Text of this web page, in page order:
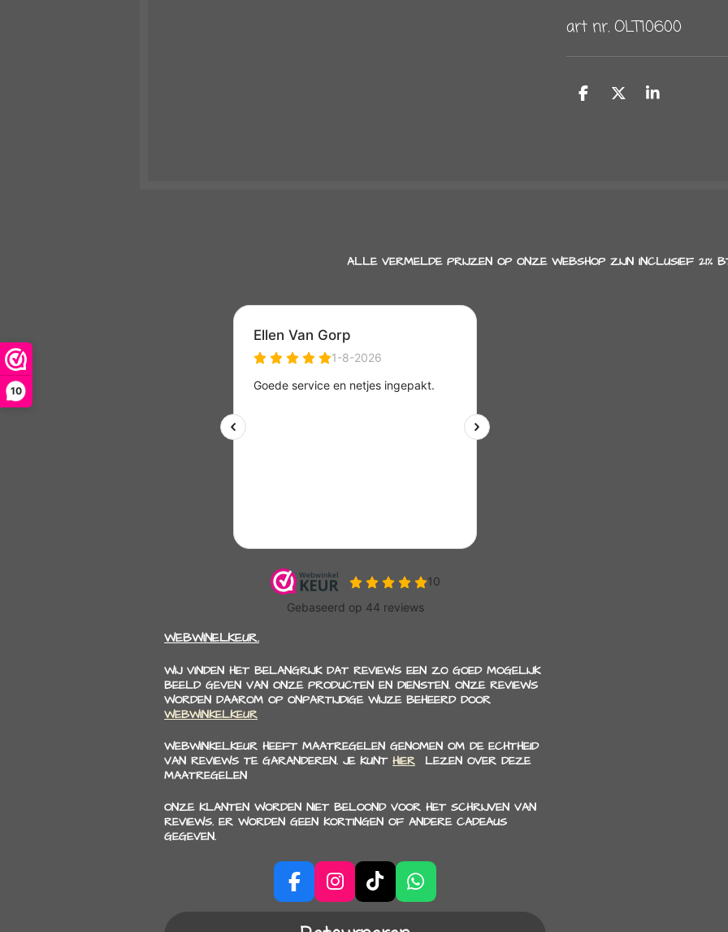
10
art nr. OLT10600
D D S
ALLE VERMELDE PRIJZEN OP ONZE WEBSHOP ZIJN INCLUSIEF 21%
WEBWINELKEUR.
WIJ VINDEN HET BELANGRIJK DAT REVIEWS EEN ZO GOED MOGELIJK
BEELD GEVEN VAN ONZE PRODUCTEN EN DIENSTEN. ONZE REVIEWS
WORDEN DAAROM OP ONPARTIJDIGE WIJZE BEHEERD DOOR
WEBWINKELKEUR
WEBWINKELKEUR HEEFT MAATREGELEN GENOMEN OM DE ECHTHEID
VAN REVIEWS TE GARANDEREN. JE KUNT HIER LEZEN OVER DEZE
MAATREGELEN
ONZE KLANTEN WORDEN NIET BELOOND VOOR HET SCHRIJVEN VAN
REVIEWS. ER WORDEN GEEN KORTINGEN OF ANDERE CADEAUS
GEGEVEN.
F
a
I
n
s
T
i
k
W
h